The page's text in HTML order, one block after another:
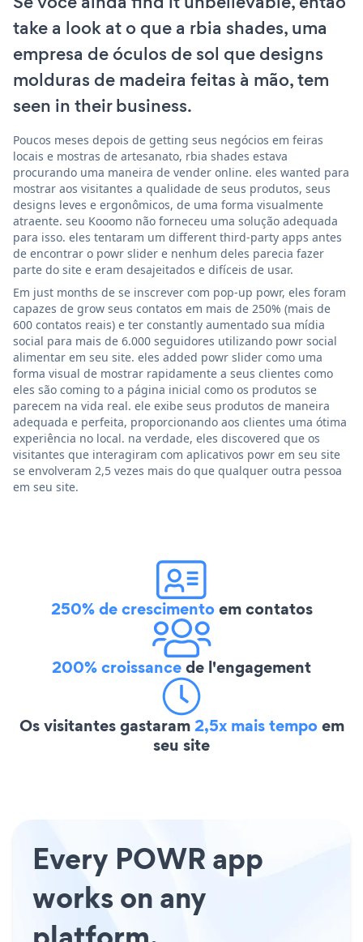
take a look at o que a rbia shades, uma
empresa de óculos de sol que designs
molduras de madeira feitas à mão, tem
seen in their business.
Poucos meses depois de getting seus negócios em feiras
locais e mostras de artesanato, rbia shades estava
procurando uma maneira de vender online. eles wanted para
mostrar aos visitantes a qualidade de seus produtos, seus
designs leves e ergonômicos, de uma forma visualmente
atraente. seu Kooomo não forneceu uma solução adequada
para isso. eles tentaram um different third-party apps antes
de encontrar o powr slider e nenhum deles parecia fazer
parte do site e eram desajeitados e difíceis de usar.
Em just months de se inscrever com pop-up powr, eles foram
capazes de grow seus contatos em mais de 250% (mais de
600 contatos reais) e ter constantly aumentado sua mídia
social para mais de 6.000 seguidores utilizando powr social
alimentar em seu site. eles added powr slider como uma
forma visual de mostrar rapidamente a seus clientes como
eles são coming to a página inicial como os produtos se
parecem na vida real. ele exibe seus produtos de maneira
adequada e perfeita, proporcionando aos clientes uma ótima
experiência no local. na verdade, eles discovered que os
visitantes que interagiram com aplicativos powr em seu site
se envolveram 2,5 vezes mais do que qualquer outra pessoa
em seu site.
250% de crescimentoem contatos
200% croissancede l'engagement
Os visitantes gastaram2,5x mais tempoem
seu site
Every POWR app
works on any